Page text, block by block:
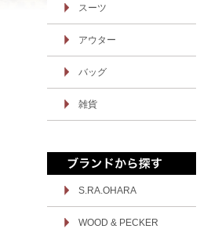
スーツ
アウター
バッグ
雑貨
S.RA.OHARA
WOOD & PECKER